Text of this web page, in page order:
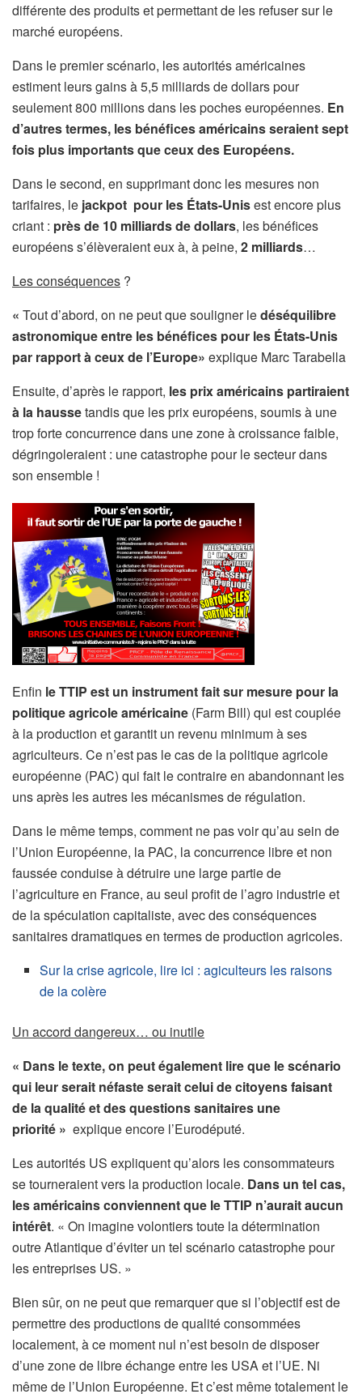
différente des produits et permettant de les refuser sur le
marché européens.
Dans le premier scénario, les autorités américaines
estiment leurs gains à 5,5 milliards de dollars pour
seulement 800 millions dans les poches européennes. En
d’autres termes, les bénéfices américains seraient sept
fois plus importants que ceux des Européens.
Dans le second, en supprimant donc les mesures non
tarifaires, le jackpot pour les États-Unisest encore plus
criant : près de 10 milliards de dollars, les bénéfices
européens s’élèveraient eux à, à peine, 2 milliards…
Les conséquences ?
« Tout d’abord, on ne peut que souligner ledéséquilibre
astronomique entre les bénéfices pour les États-Unis
par rapport à ceux de l’Europe» explique Marc Tarabella
Ensuite, d’après le rapport, les prix américains partiraient
à la haussetandis que les prix européens, soumis à une
trop forte concurrence dans une zone à croissance faible,
dégringoleraient : une catastrophe pour le secteur dans
son ensemble !
Enfin le TTIP est un instrument fait sur mesure pour la
politique agricole américaine (Farm Bill) qui est couplée
à la production et garantit un revenu minimum à ses
agriculteurs. Ce n’est pas le cas de la politique agricole
européenne (PAC) qui fait le contraire en abandonnant les
uns après les autres les mécanismes de régulation.
Dans le même temps, comment ne pas voir qu’au sein de
l’Union Européenne, la PAC, la concurrence libre et non
faussée conduise à détruire une large partie de
l’agriculture en France, au seul profit de l’agro industrie et
de la spéculation capitaliste, avec des conséquences
sanitaires dramatiques en termes de production agricoles.
Sur la crise agricole, lire ici : agiculteurs les raisons
de la colère
Un accord dangereux… ou inutile
« Dans le texte, on peut également lire que le scénario
qui leur serait néfaste serait celui de citoyens faisant
de la qualité et des questions sanitaires une
priorité » explique encore l’Eurodéputé.
Les autorités US expliquent qu’alors les consommateurs
se tourneraient vers la production locale. Dans un tel cas,
les américains conviennent que le TTIP n’aurait aucun
intérêt. « On imagine volontiers toute la détermination
outre Atlantique d’éviter un tel scénario catastrophe pour
les entreprises US. »
Bien sûr, on ne peut que remarquer que si l’objectif est de
permettre des productions de qualité consommées
localement, à ce moment nul n’est besoin de disposer
d’une zone de libre échange entre les USA et l’UE. Ni
même de l’Union Européenne. Et c’est même totalement le